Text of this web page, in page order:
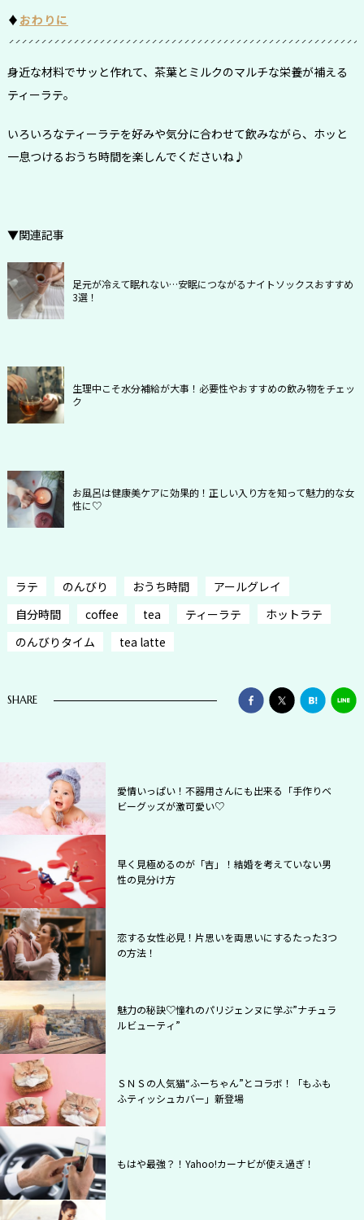
♦︎ おわりに
身近な材料でサッと作れて、茶葉とミルクのマルチな栄養が補える
ティーラテ。
いろいろなティーラテを好みや気分に合わせて飲みながら、ホッと
一息つけるおうち時間を楽しんでくださいね♪
▼関連記事
足元が冷えて眠れない…安眠につながるナイトソックスおすすめ
3選！
生理中こそ水分補給が大事！必要性やおすすめの飲み物をチェッ
ク
お風呂は健康美ケアに効果的！正しい入り方を知って魅力的な女
性に♡
ラテ のんびり おうち時間
アールグレイ
自分時間
coffee tea ティーラテ
ホットラテ
のんびりタイム
tea latte
SHARE
愛情いっぱい！不器用さんにも出来る「手作りベ
ビーグッズが激可愛い♡
早く見極めるのが「吉」！結婚を考えていない男
性の見分け方
恋する女性必見！片思いを両思いにするたった3つ
の方法！
魅力の秘訣♡憧れのパリジェンヌに学ぶ”ナチュラ
ルビューティ”
ＳＮＳの人気猫“ふーちゃん”とコラボ！「もふも
ふティッシュカバー」新登場
もはや最強？！Yahoo!カーナビが使え過ぎ！